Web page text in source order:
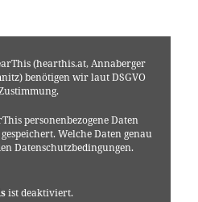
(hearthis.at, Annaberger
benötigen wir laut DSGVO
personenbezogene Daten
Welche Daten genau
Datenschutzbedingungen.
ist deaktiviert.